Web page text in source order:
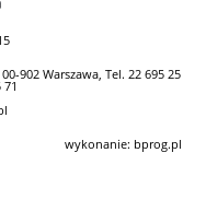
902 Warszawa, Tel. 22 695 25
wykonanie: bprog.pl